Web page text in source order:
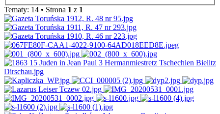
Tematy: 14 • Strona 1 z 1